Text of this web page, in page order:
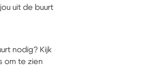
uit de buurt
nodig? Kijk
om te zien